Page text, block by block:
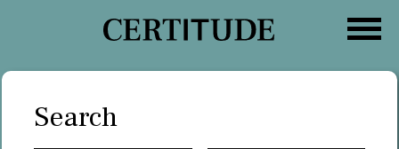
Search